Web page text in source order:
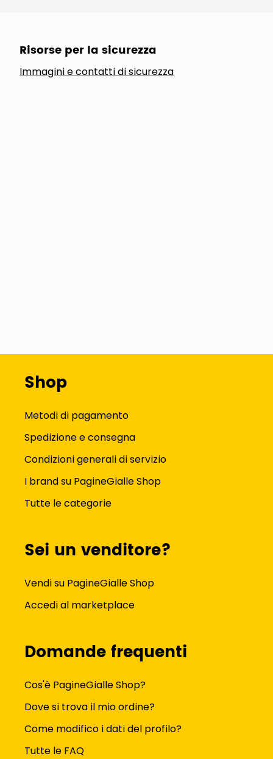
Risorse per la sicurezza
Immagini e contatti di sicurezza
Shop
Metodi di pagamento
Spedizione e consegna
Condizioni generali di servizio
I brand su PagineGialle Shop
Tutte le categorie
Sei un venditore?
Vendi su PagineGialle Shop
Accedi al marketplace
Domande frequenti
Cos'è PagineGialle Shop?
Dove si trova il mio ordine?
Come modifico i dati del profilo?
Tutte le FAQ